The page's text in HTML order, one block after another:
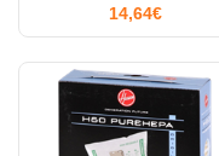
14,64€